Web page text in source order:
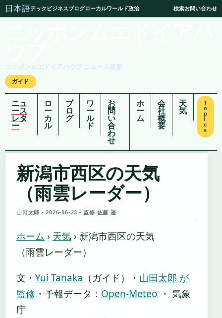
日本語テック ビジネスブログローカルワールド政治 検索お問い合わせ
ニッポンムエドイアハウブ ニュース更新
ガイド
ニュ
ース
レタ
ー
ロ
ー
カ
ル
ブ
ロ
グ
ワ
ー
ル
ド
お
問
い
合
わ
せ
ホ
ー
ム
会
社
概
要
天
気
T
o
p
i
c
s
新潟市西区の天気
（雨雲レーダー）
山田太郎 • 2026-06-23 • 監修 佐藤 遥
ホーム › 天気 › 新潟市西区の天気
（雨雲レーダー）
文・ Yui Tanaka （ガイド） ・ 山田太郎 が
監修 ・ 予報データ： Open-Meteo ・ 気象
庁